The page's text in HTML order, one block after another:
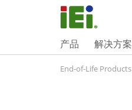
产品 解决方案
End-of-Life Products